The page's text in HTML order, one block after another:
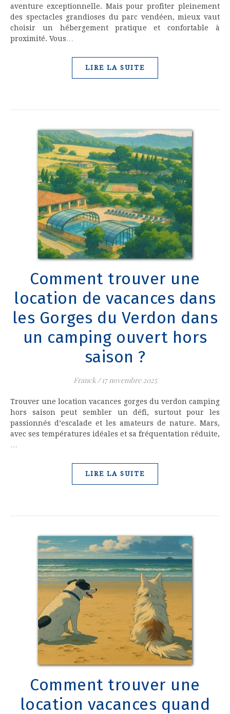
aventure exceptionnelle. Mais pour profiter pleinement
des spectacles grandioses du parc vendéen, mieux vaut
choisir un hébergement pratique et confortable à
proximité. Vous…
LIRE LA SUITE
Comment trouver une
location de vacances dans
les Gorges du Verdon dans
un camping ouvert hors
saison ?
Franck/ 17 novembre 2025
Trouver une location vacances gorges du verdon camping​
hors saison peut sembler un défi, surtout pour les
passionnés d’escalade et les amateurs de nature. Mars,
avec ses températures idéales et sa fréquentation réduite,
LIRE LA SUITE
Comment trouver une
location vacances quand